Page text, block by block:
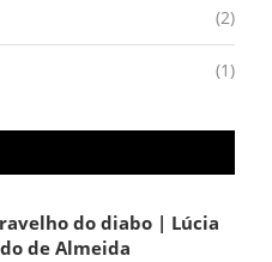
(2)
(1)
do diabo | Lúcia
de Almeida